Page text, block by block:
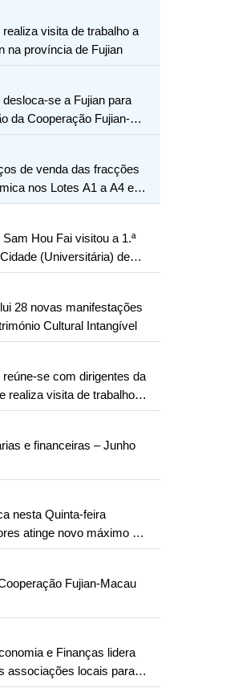
visita de trabalho a
na província de Fujian
se a Fujian para
da Cooperação Fujian-
de venda das fracções
nos Lotes A1 a A4 e
Aterros
Hou Fai visitou a 1.ª
(Universitária) de
de Macau e Hengqin
28 novas manifestações
Cultural Intangível
se com dirigentes da
realiza visita de trabalho
e financeiras – Junho
nesta Quinta-feira
atinge novo máximo em
Fujian-Macau
e Finanças lidera
associações locais para